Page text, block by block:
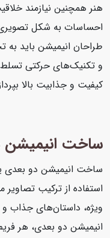
هنر همچنین نیازمند
احساسات به شکل تصویری
طراحان انیمیشن باید
و تکنیک‌های حرکتی تسلط
کیفیت و جذابیت بالا
ساخت انیمیشن
ساخت انیمیشن دو بعدی
استفاده از ترکیب
ویژه، داستان‌های جذاب و
انیمیشن دو بعدی، هر